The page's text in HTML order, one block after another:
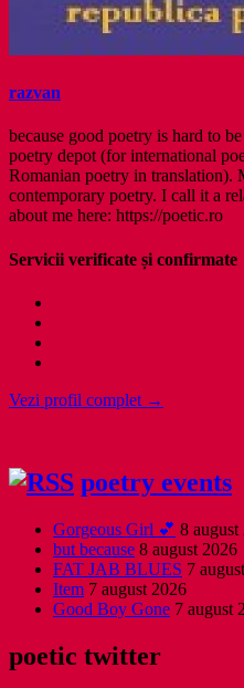
razvan
because good poetry is hard to
poetry depot (for international
Romanian poetry in translation).
contemporary poetry. I call it a
about me here: https://poetic.ro
Servicii verificate și confirmate
Vezi profil complet →
poetry events
Gorgeous Girl 💕 8 august
but because 8 august 2026
FAT JAB BLUES 7
Item 7 august 2026
Good Boy Gone 7 august
poetic twitter